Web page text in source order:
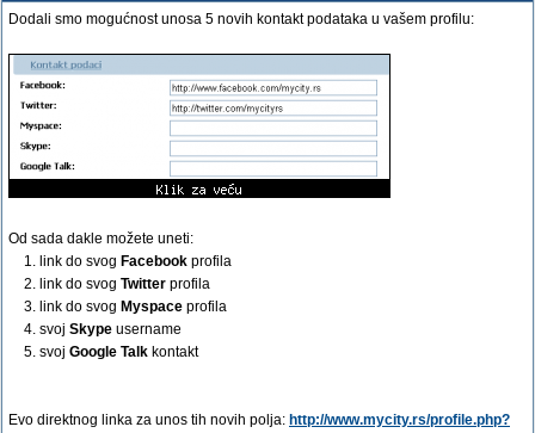
Dodali smo mogućnost unosa 5 novih kontakt podataka u vašem profilu:
Od sada dakle možete uneti:
1. link do svog Facebook profila
2. link do svog Twitter profila
3. link do svog Myspace profila
4. svoj Skype username
5. svoj Google Talk kontakt
Evo direktnog linka za unos tih novih polja: http://www.mycity.rs/profile.php?